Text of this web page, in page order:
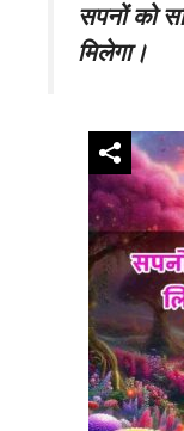
सपनों को
मिलेगा।